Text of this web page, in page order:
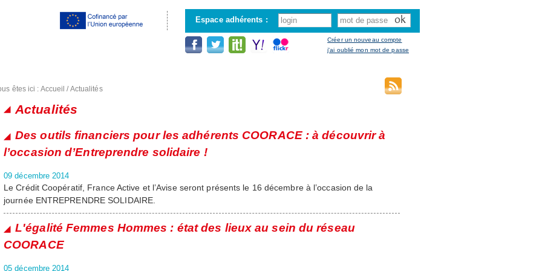
contenu
principal
Espace adhérents :
Créer un nouveau compte
j'ai oublié mon mot de passe
êtes ici : Accueil /Actualités
Actualités
Des outils financiers pour les adhérents COORACE : à découvrir à
l’occasion d’Entreprendre solidaire !
09 décembre 2014
Le Crédit Coopératif, France Active et l’Avise seront présents le 16 décembre à l’occasion de la
journée ENTREPRENDRE SOLIDAIRE.
L'égalité Femmes Hommes : état des lieux au sein du réseau
COORACE
05 décembre 2014
Pages